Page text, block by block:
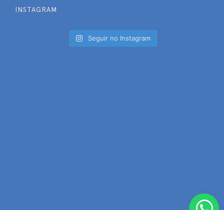
INSTAGRAM
Seguir no Instagram